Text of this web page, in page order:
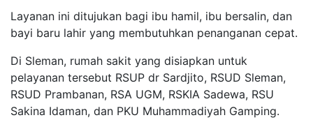
Layanan ini ditujukan bagi ibu hamil, ibu bersalin, dan
bayi baru lahir yang membutuhkan penanganan cepat.
Di Sleman, rumah sakit yang disiapkan untuk
pelayanan tersebut RSUP dr Sardjito, RSUD Sleman,
RSUD Prambanan, RSA UGM, RSKIA Sadewa, RSU
Sakina Idaman, dan PKU Muhammadiyah Gamping.